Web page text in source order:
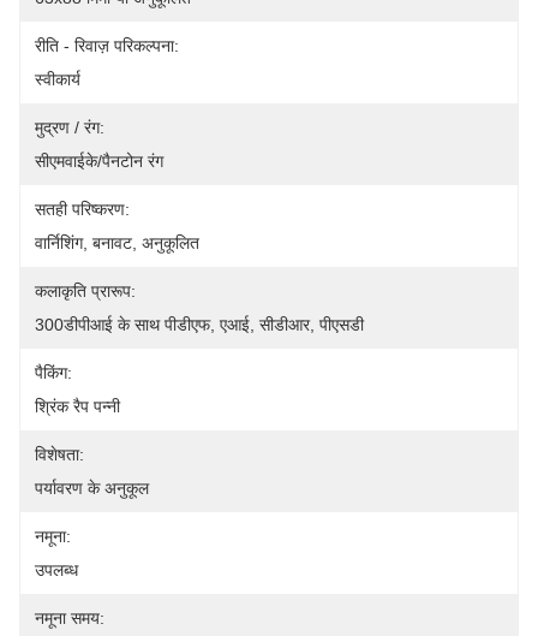
रीति - रिवाज़ परिकल्पना:
स्वीकार्य
मुद्रण / रंग:
सीएमवाईके/पैनटोन रंग
सतही परिष्करण:
वार्निशिंग, बनावट, अनुकूलित
कलाकृति प्रारूप:
300डीपीआई के साथ पीडीएफ, एआई, सीडीआर, पीएसडी
पैकिंग:
श्रिंक रैप पन्नी
विशेषता:
पर्यावरण के अनुकूल
नमूना:
उपलब्ध
नमूना समय: